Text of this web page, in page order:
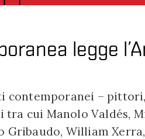
legge
contemporanei –
cui Manolo Valdés,
Gribaudo, William